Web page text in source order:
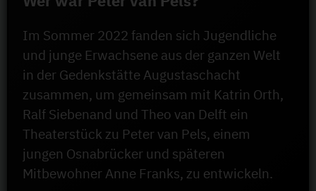
Im Sommer 2022 fanden sich Jugendliche
und junge Erwachsene aus der ganzen Welt
in der Gedenkstätte Augustaschacht
zusammen, um gemeinsam mit Katrin Orth,
Ralf Siebenand und Theo van Delft ein
Theaterstück zu Peter van Pels, einem
jungen Osnabrücker und späteren
Mitbewohner Anne Franks, zu entwickeln.